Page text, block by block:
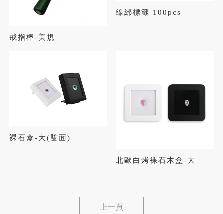
戒指棒-美規
線綁標籤 100pcs
裸石盒-大(雙面)
北歐白烤裸石木盒-大
上一頁